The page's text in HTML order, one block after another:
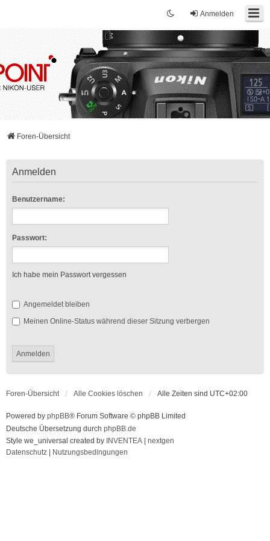
Anmelden
Foren-Übersicht
Anmelden
Benutzername:
Passwort:
Ich habe mein Passwort vergessen
Angemeldet bleiben
Meinen Online-Status während dieser Sitzung verbergen
Foren-Übersicht Alle Cookies löschen Alle Zeiten sind UTC+02:00
Powered by phpBB® Forum Software © phpBB Limited
Deutsche Übersetzung durch phpBB.de
Style we_universal created by INVENTEA
nextgen
Datenschutz
Nutzungsbedingungen